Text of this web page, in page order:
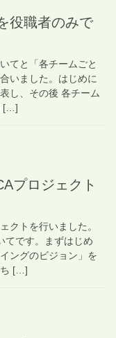
役職者のみで
てと「各チームごと
いました。はじめに
し、その後 各チーム
[…]
プロジェクト
クトを行いました。
てです。まずはじめ
ングのビジョン」を
ち […]